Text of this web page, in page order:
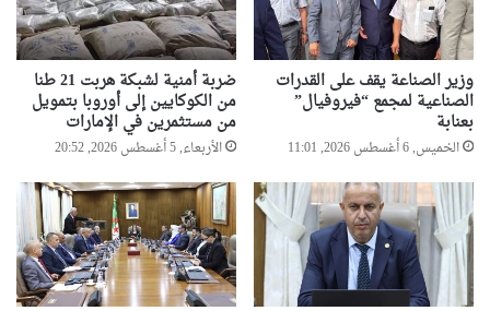
وزير الصناعة يقف على القدرات
الصناعية لمجمع “فيروفيال”
بعنابة
الخميس, 6 أغسطس 2026, 11:01
ضربة أمنية لشبكة هربت 21 طنا
من الكوكايين إلى أوروبا بتمويل
من مستثمرين في الإمارات
الأربعاء, 5 أغسطس 2026, 20:52